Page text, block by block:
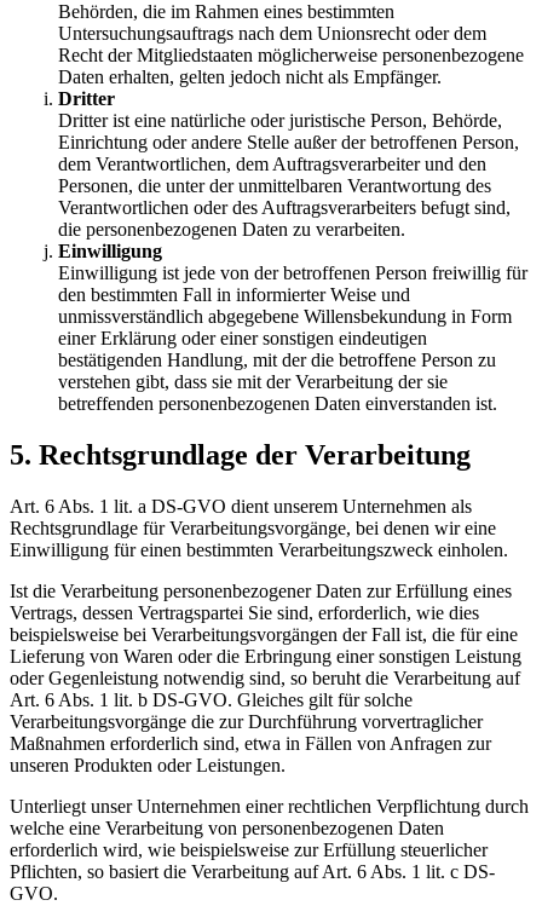
Behörden, die im Rahmen eines bestimmten
Untersuchungsauftrags nach dem Unionsrecht oder dem
Recht der Mitgliedstaaten möglicherweise personenbezogene
Daten erhalten, gelten jedoch nicht als Empfänger.
Dritter
Dritter ist eine natürliche oder juristische Person, Behörde,
Einrichtung oder andere Stelle außer der betroffenen Person,
dem Verantwortlichen, dem Auftragsverarbeiter und den
Personen, die unter der unmittelbaren Verantwortung des
Verantwortlichen oder des Auftragsverarbeiters befugt sind,
die personenbezogenen Daten zu verarbeiten.
Einwilligung
Einwilligung ist jede von der betroffenen Person freiwillig für
den bestimmten Fall in informierter Weise und
unmissverständlich abgegebene Willensbekundung in Form
einer Erklärung oder einer sonstigen eindeutigen
bestätigenden Handlung, mit der die betroffene Person zu
verstehen gibt, dass sie mit der Verarbeitung der sie
betreffenden personenbezogenen Daten einverstanden ist.
5. Rechtsgrundlage der Verarbeitung
Art. 6 Abs. 1 lit. a DS-GVO dient unserem Unternehmen als
Rechtsgrundlage für Verarbeitungsvorgänge, bei denen wir eine
Einwilligung für einen bestimmten Verarbeitungszweck einholen.
Ist die Verarbeitung personenbezogener Daten zur Erfüllung eines
Vertrags, dessen Vertragspartei Sie sind, erforderlich, wie dies
beispielsweise bei Verarbeitungsvorgängen der Fall ist, die für eine
Lieferung von Waren oder die Erbringung einer sonstigen Leistung
oder Gegenleistung notwendig sind, so beruht die Verarbeitung auf
Art. 6 Abs. 1 lit. b DS-GVO. Gleiches gilt für solche
Verarbeitungsvorgänge die zur Durchführung vorvertraglicher
Maßnahmen erforderlich sind, etwa in Fällen von Anfragen zur
unseren Produkten oder Leistungen.
Unterliegt unser Unternehmen einer rechtlichen Verpflichtung durch
welche eine Verarbeitung von personenbezogenen Daten
erforderlich wird, wie beispielsweise zur Erfüllung steuerlicher
Pflichten, so basiert die Verarbeitung auf Art. 6 Abs. 1 lit. c DS-
GVO.